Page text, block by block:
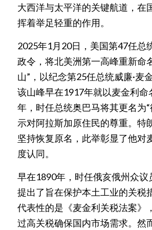
大西洋与太平洋的关键航道，在
挥着举足轻重的作用。
2025年1月20日，美国第47任总
政令，将北美洲第一高峰重新命
山”，以纪念第25任总统威廉·麦
该山峰早在1917年就以麦金利命
年，时任总统奥巴马将其更名为“
示对阿拉斯加原住民的尊重。特
坚持恢复原名，此举彰显了他对
度认同。
早在1890年，时任俄亥俄州众议
提出了旨在保护本土工业的关税
代表性的是《麦金利关税法案》
过高关税确保国内市场需求。然